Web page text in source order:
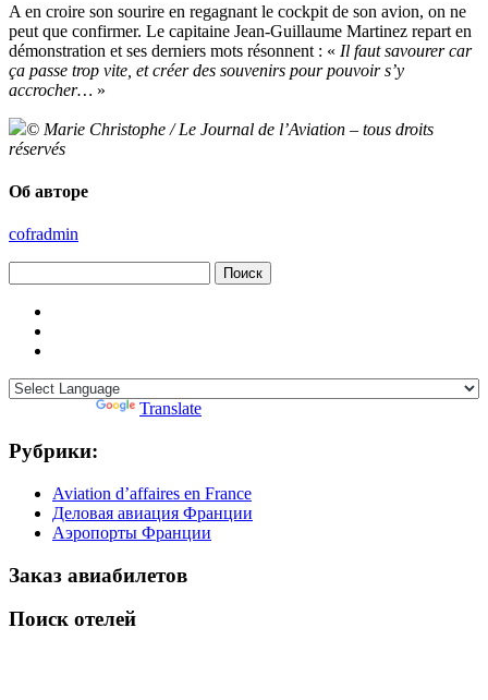
A en croire son sourire en regagnant le cockpit de son avion, on ne
peut que confirmer. Le capitaine Jean-Guillaume Martinez repart en
démonstration et ses derniers mots résonnent : « Il faut savourer car
ça passe trop vite, et créer des souvenirs pour pouvoir s’y
accrocher… »
© Marie Christophe / Le Journal de l’Aviation – tous droits
réservés
Об авторе
cofradmin
Translate
Рубрики:
Aviation d’affaires en France
Деловая авиация Франции
Аэропорты Франции
Заказ авиабилетов
Поиск отелей